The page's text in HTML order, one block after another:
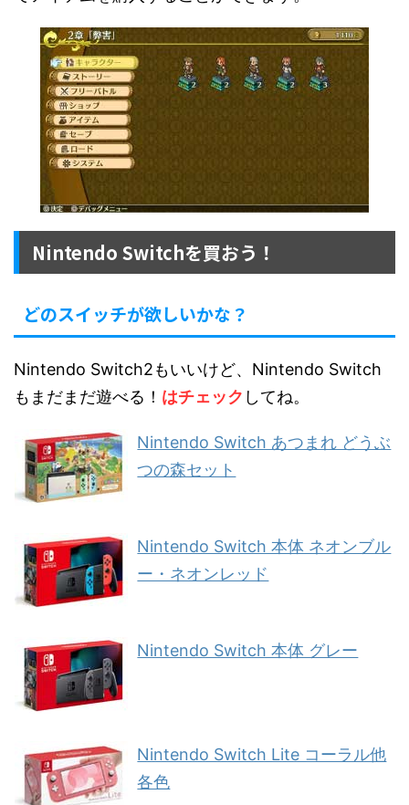
Nintendo Switchを買おう！
どのスイッチが欲しいかな？
Nintendo Switch2もいいけど、Nintendo Switch
もまだまだ遊べる！ はチェック してね。
Nintendo Switch あつまれ どうぶ
つの森セット
Nintendo Switch 本体 ネオンブル
ー・ネオンレッド
Nintendo Switch 本体 グレー
Nintendo Switch Lite コーラル他
各色